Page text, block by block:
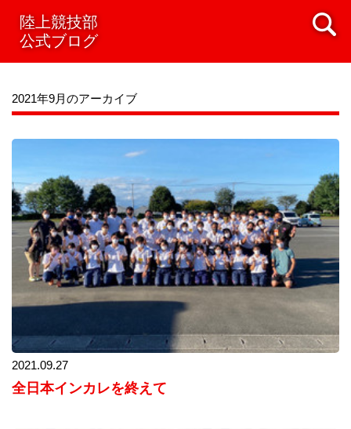
陸上競技部
公式ブログ
2021年9月のアーカイブ
2021.09.27
全日本インカレを終えて